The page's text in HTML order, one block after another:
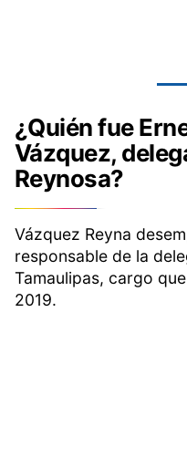
¿Quién fue
Vázquez,
Reynosa?
Vázquez Reyna
responsable de la
Tamaulipas, cargo
2019.